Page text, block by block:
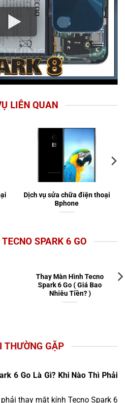
LIÊN QUAN
Dịch vụ sửa chữa điện thoại
Bphone
SPARK 6 GO
Thay Màn Hình Tecno
Spark 6 Go ( Giá Bao
Nhiêu Tiền? )
THƯỜNG GẶP
6 Go Là Gì? Khi Nào Thì Phải
thay mặt kính Tecno Spark 6